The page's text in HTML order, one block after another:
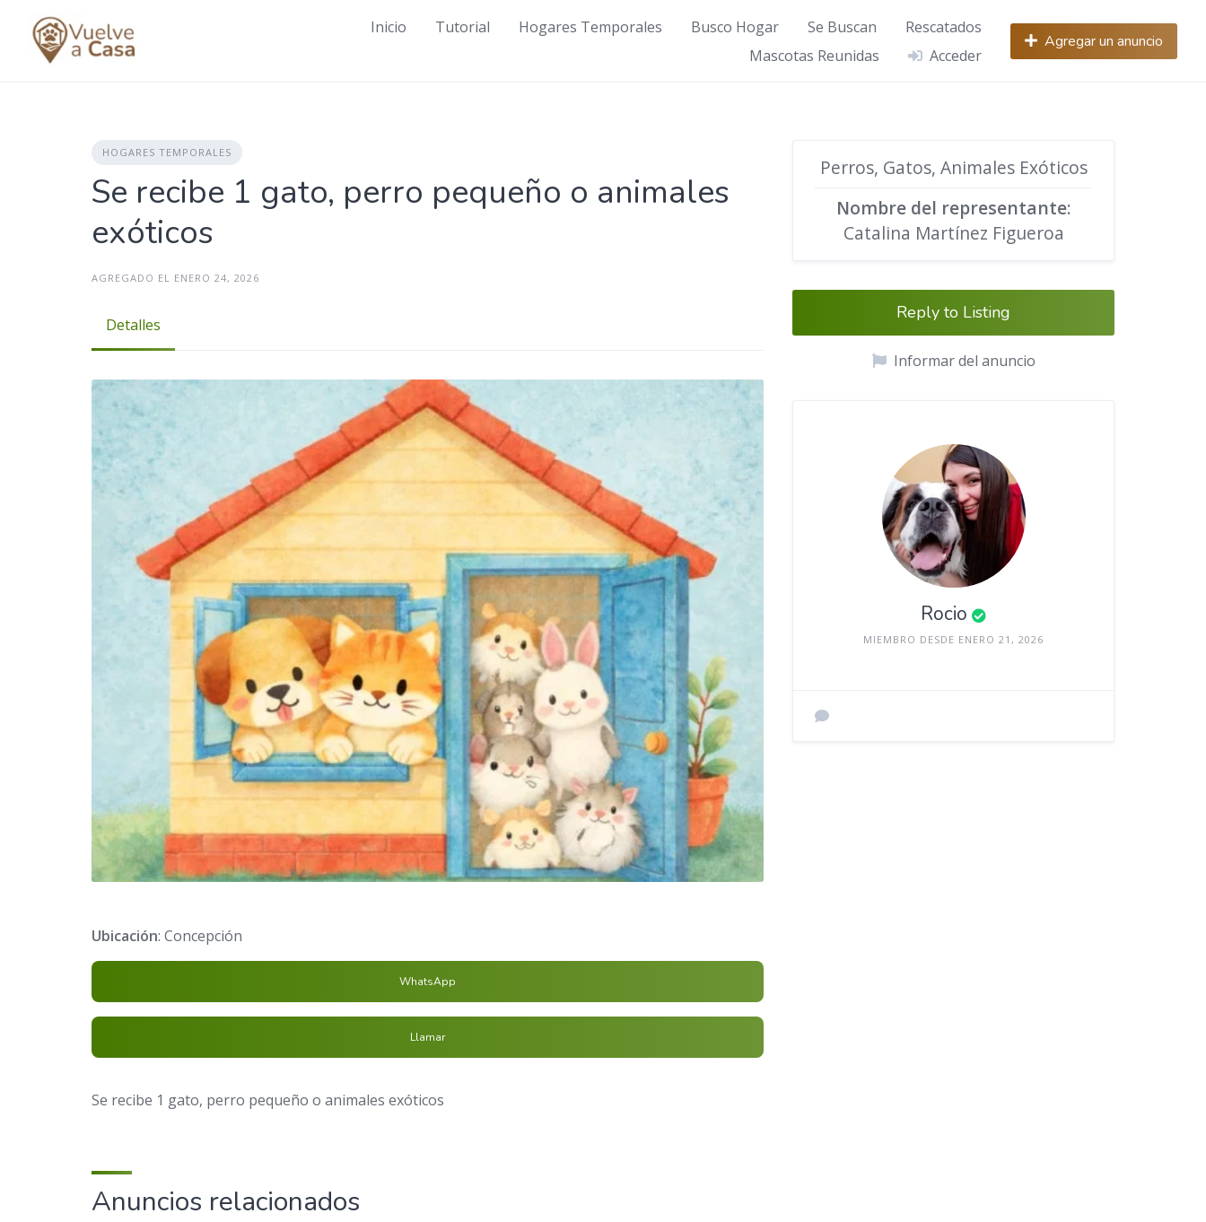
content
Inicio Tutorial Hogares Temporales Busco Hogar Se Buscan
Rescatados
Mascotas Reunidas
Acceder
Agregar un anuncio
HOGARES TEMPORALES
Se recibe 1 gato, perro pequeño o animales
exóticos
AGREGADO EL ENERO 24, 2026
Detalles
Ubicación: Concepción
WhatsApp
Llamar
Se recibe 1 gato, perro pequeño o animales exóticos
Perros, Gatos, Animales Exóticos
Nombre del representante:
Catalina Martínez Figueroa
Reply to Listing
Informar del anuncio
Rocio
MIEMBRO DESDE ENERO 21, 2026
Anuncios relacionados